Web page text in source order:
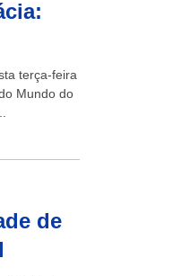
terça-feira
Mundo do
de